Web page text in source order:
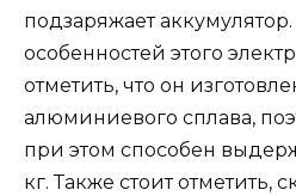
подзаряжает
особенностей этого
отметить, что он
алюминиевого сплава,
при этом способен
кг. Также стоит отметить,